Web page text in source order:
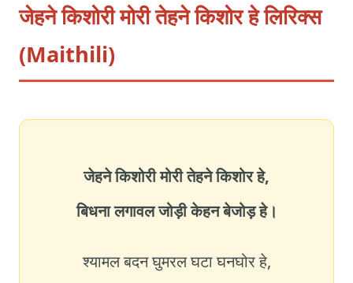
जेहने किशोरी मोरी तेहने किशोर हे लिरिक्स
(Maithili)
जेहने किशोरी मोरी तेहने किशोर हे,
बिधना लगावल जोड़ी केहन बेजोड़ हे।
श्यामल बदन घुमरल घटा घनघोर हे,